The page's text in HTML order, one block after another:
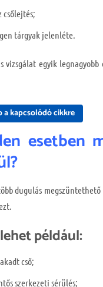
csőlejtés;
tárgyak jelenléte.
vizsgálat egyik
a kapcsolódó cikkre
esetben
dugulás
például:
cső;
szerkezeti sérülés;